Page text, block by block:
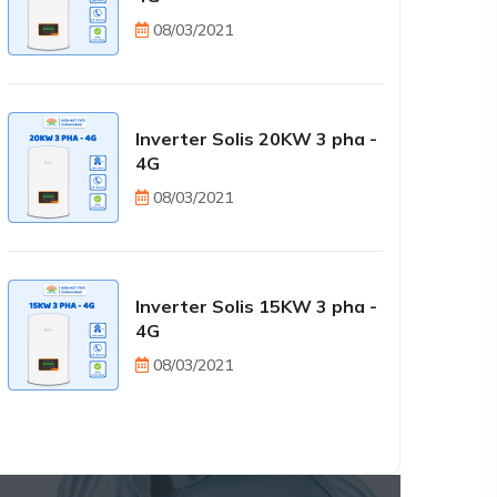
08/03/2021
Inverter Solis 20KW 3 pha -
4G
08/03/2021
Inverter Solis 15KW 3 pha -
4G
08/03/2021